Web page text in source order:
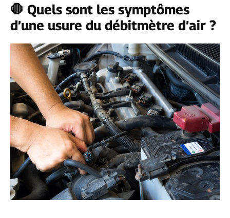
🛑 Quels sont les symptômes
d’une usure du débitmètre d’air ?